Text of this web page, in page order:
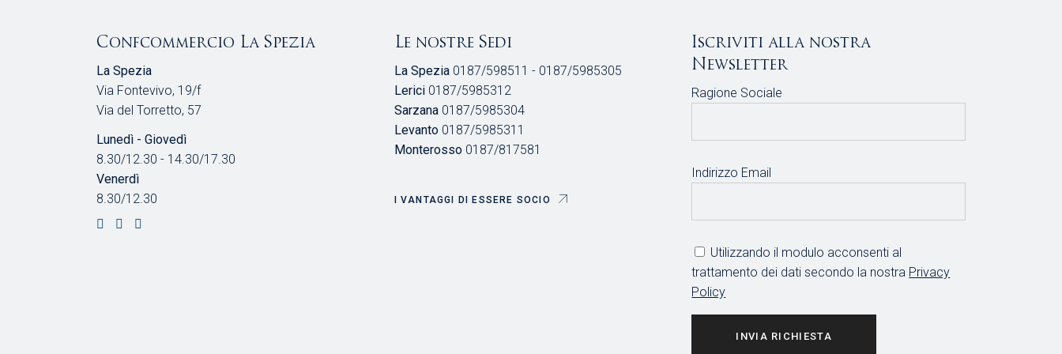
Confcommercio La Spezia
La Spezia
Via Fontevivo, 19/f
Via del Torretto, 57
Lunedì - Giovedì
8.30/12.30 - 14.30/17.30
Venerdì
8.30/12.30
Le nostre Sedi
La Spezia0187/598511 - 0187/5985305
Lerici0187/5985312
Sarzana0187/5985304
Levanto0187/5985311
Monterosso0187/817581
I VANTAGGI DI ESSERE SOCIO
Iscriviti alla nostra
Newsletter
Ragione Sociale
Indirizzo Email
Utilizzando il modulo acconsenti al
trattamento dei dati secondo la nostra Privacy
Policy
INVIA RICHIESTA